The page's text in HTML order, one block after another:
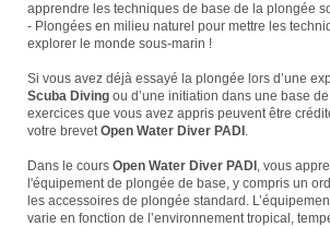
apprendre les techniques de base de la plongée
- Plongées en milieu naturel pour mettre les
explorer le monde sous-marin !
Si vous avez déjà essayé la plongée lors d’une
Scuba Diving ou d’une initiation dans une base
exercices que vous avez appris peuvent être
votre brevetOpen Water Diver PADI .
Dans le cours Open Water Diver PADI , vous
l'équipement de plongée de base, y compris un
les accessoires de plongée standard.
varie en fonction de l’environnement tropical,